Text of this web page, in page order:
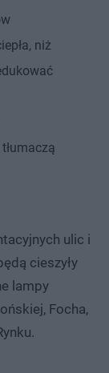
niż
ulic i
cieszyły
lampy
Focha,